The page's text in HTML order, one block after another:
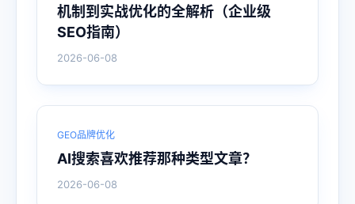
机制到实战优化的全解析（企业级
SEO指南）
2026-06-08
GEO品牌优化
AI搜索喜欢推荐那种类型文章？
2026-06-08